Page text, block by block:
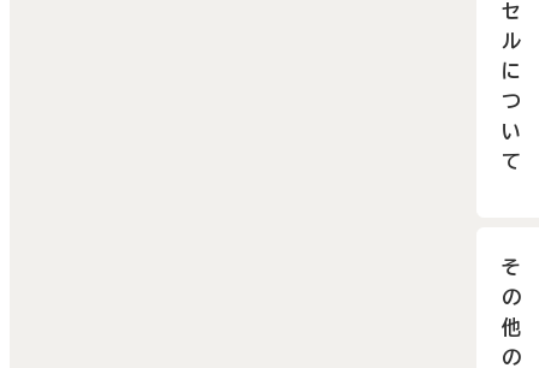
び送
いて
は、貴
社・貴
学アド
バイ
ーへ
セ
ル
に
つ
い
て
そ
の
他
の